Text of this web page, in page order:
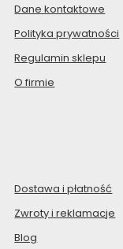
Dane kontaktowe
Polityka prywatności
Regulamin sklepu
O firmie
Dostawa i płatność
Zwroty i reklamacje
Blog